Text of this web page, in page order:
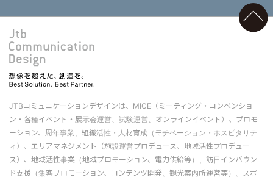
JTBコミュニケーションデザインは、MICE（ミーティング・コンベンショ
ン・各種イベント・展示会運営、試験運営、オンラインイベント）、プロモ
ーション、周年事業、組織活性・人材育成（モチベーション・ホスピタリテ
ィ）、エリアマネジメント（施設運営プロデュース、地域活性プロデュー
ス）、地域活性事業（地域プロモーション、電力供給等）、訪日インバウン
ド支援（集客プロモーション、コンテンツ開発、観光案内所運営等）、スポ